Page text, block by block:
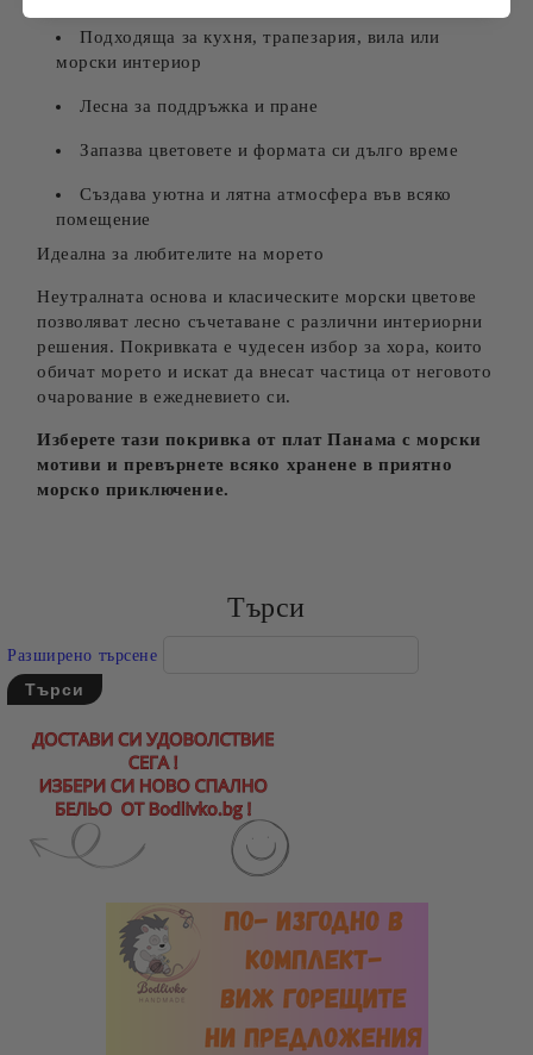
Подходяща за кухня, трапезария, вила или
морски интериор
Лесна за поддръжка и пране
Запазва цветовете и формата си дълго време
Създава уютна и лятна атмосфера във всяко
помещение
Идеална за любителите на морето
Неутралната основа и класическите морски цветове
позволяват лесно съчетаване с различни интериорни
решения. Покривката е чудесен избор за хора, които
обичат морето и искат да внесат частица от неговото
очарование в ежедневието си.
Изберете тази покривка от плат Панама с морски
мотиви и превърнете всяко хранене в приятно
морско приключение.
Търси
Разширено търсене